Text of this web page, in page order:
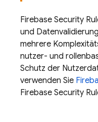
Firebase Security
und
mehrere
nutzer- und
Schutz der
verwenden Sie
Firebase Security